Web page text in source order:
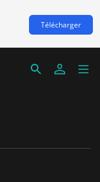
Télécharger